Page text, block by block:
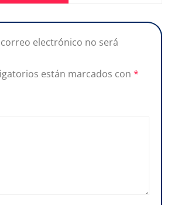
electrónico no será
están marcados con *